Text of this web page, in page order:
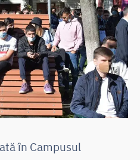
în Campusul